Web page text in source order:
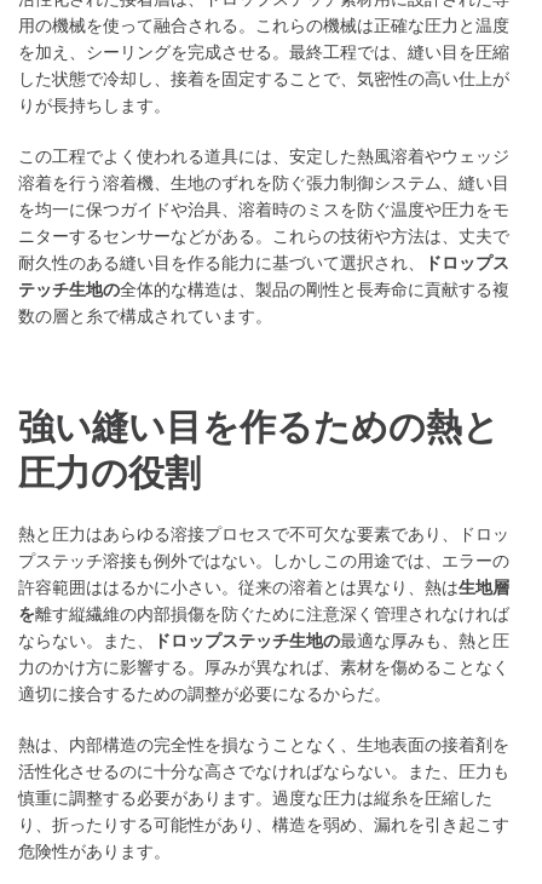
用の機械を使って融合される。これらの機械は正確な圧力と温度
を加え、シーリングを完成させる。最終工程では、縫い目を圧縮
した状態で冷却し、接着を固定することで、気密性の高い仕上が
りが長持ちします。
この工程でよく使われる道具には、安定した熱風溶着やウェッジ
溶着を行う溶着機、生地のずれを防ぐ張力制御システム、縫い目
を均一に保つガイドや治具、溶着時のミスを防ぐ温度や圧力をモ
ニターするセンサーなどがある。これらの技術や方法は、丈夫で
耐久性のある縫い目を作る能力に基づいて選択され、
ドロップス
テッチ生地の全体的な構造は、製品の剛性と長寿命に貢献する複
数の層と糸で構成されています。
強い縫い目を作るための熱と
圧力の役割
熱と圧力はあらゆる溶接プロセスで不可欠な要素であり、ドロッ
プステッチ溶接も例外ではない。しかしこの用途では、エラーの
許容範囲ははるかに小さい。従来の溶着とは異なり、熱は生地層
を離す縦繊維の内部損傷を防ぐために注意深く管理されなければ
ならない。また、
ドロップステッチ生地の最適な厚みも、熱と圧
力のかけ方に影響する。厚みが異なれば、素材を傷めることなく
適切に接合するための調整が必要になるからだ。
熱は、内部構造の完全性を損なうことなく、生地表面の接着剤を
活性化させるのに十分な高さでなければならない。また、圧力も
慎重に調整する必要があります。過度な圧力は縦糸を圧縮した
り、折ったりする可能性があり、構造を弱め、漏れを引き起こす
危険性があります。